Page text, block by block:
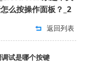
么按操作面板？_2
返回列表
试是哪个按键